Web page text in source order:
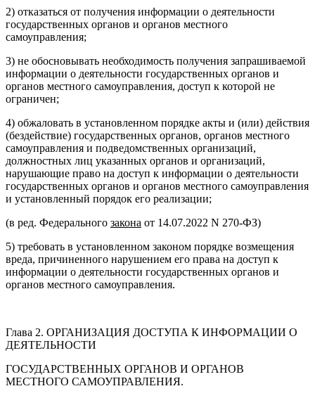
2) отказаться от получения информации о деятельности
государственных органов и органов местного
самоуправления;
3) не обосновывать необходимость получения запрашиваемой
информации о деятельности государственных органов и
органов местного самоуправления, доступ к которой не
ограничен;
4) обжаловать в установленном порядке акты и (или) действия
(бездействие) государственных органов, органов местного
самоуправления и подведомственных организаций,
должностных лиц указанных органов и организаций,
нарушающие право на доступ к информации о деятельности
государственных органов и органов местного самоуправления
и установленный порядок его реализации;
(в ред. Федерального закона от 14.07.2022 N 270-ФЗ)
5) требовать в установленном законом порядке возмещения
вреда, причиненного нарушением его права на доступ к
информации о деятельности государственных органов и
органов местного самоуправления.
Глава 2. ОРГАНИЗАЦИЯ ДОСТУПА К ИНФОРМАЦИИ О
ДЕЯТЕЛЬНОСТИ
ГОСУДАРСТВЕННЫХ ОРГАНОВ И ОРГАНОВ
МЕСТНОГО САМОУПРАВЛЕНИЯ.